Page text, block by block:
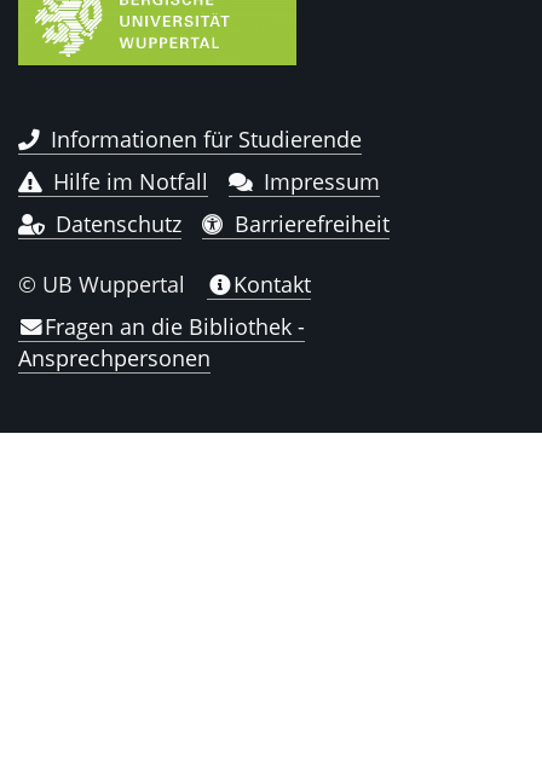
Informationen für Studierende
Hilfe im Notfall
Impressum
Datenschutz
Barrierefreiheit
© UB Wuppertal
Kontakt
Fragen an die Bibliothek -
Ansprechpersonen